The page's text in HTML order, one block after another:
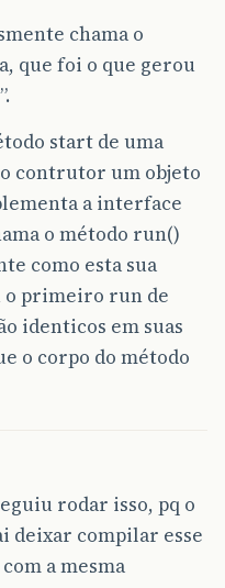
chama o
que foi o que gerou
start de uma
contrutor um objeto
a interface
o método run()
como esta sua
o primeiro run de
identicos em suas
o corpo do método
rodar isso, pq o
deixar compilar esse
a mesma